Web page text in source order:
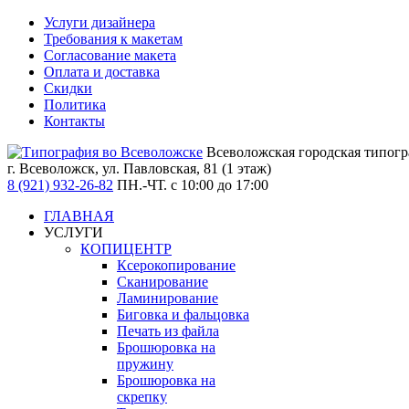
Услуги дизайнера
Требования к макетам
Согласование макета
Оплата и доставка
Скидки
Политика
Контакты
Всеволожская городская
г. Всеволожск, ул. Павловская, 81 (1 этаж)
8 (921) 932-26-82 ПН.-ЧТ. с 10:00 до 17:00
ГЛАВНАЯ
УСЛУГИ
КОПИЦЕНТР
Ксерокопирование
Сканирование
Ламинирование
Биговка и фальцовка
Печать из файла
Брошюровка на
пружину
Брошюровка на
скрепку